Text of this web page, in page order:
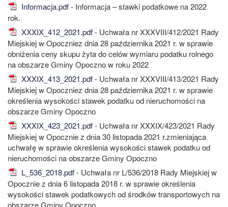
Informacja.pdf- Informacja – stawki podatkowe na 2022
rok.
XXXIX_412_2021.pdf- Uchwała nr XXXVIII/412/2021 Rady
Miejskiej w Opoczniez dnia 28 października 2021 r. w sprawie
obniżenia ceny skupu żyta do celów wymiaru podatku rolnego
na obszarze Gminy Opoczno w roku 2022
XXXIX_413_2021.pdf- Uchwała nr XXXVIII/413/2021 Rady
Miejskiej w Opoczniez dnia 28 października 2021 r. w sprawie
określenia wysokości stawek podatku od nieruchomości na
obszarze Gminy Opoczno
XXXIX_423_2021.pdf- Uchwała nr XXXIX/423/2021 Rady
Miejskiej w Opocznie z dnia 30 listopada 2021 r.zmieniająca
uchwałę w sprawie określenia wysokości stawek podatku od
nieruchomości na obszarze Gminy Opoczno
L_536_2018.pdf- Uchwała nr L/536/2018 Rady Miejskiej w
Opocznie z dnia 6 listopada 2018 r. w sprawie określenia
wysokości stawek podatkowych od środków transportowych na
obszarze Gminy Opoczno